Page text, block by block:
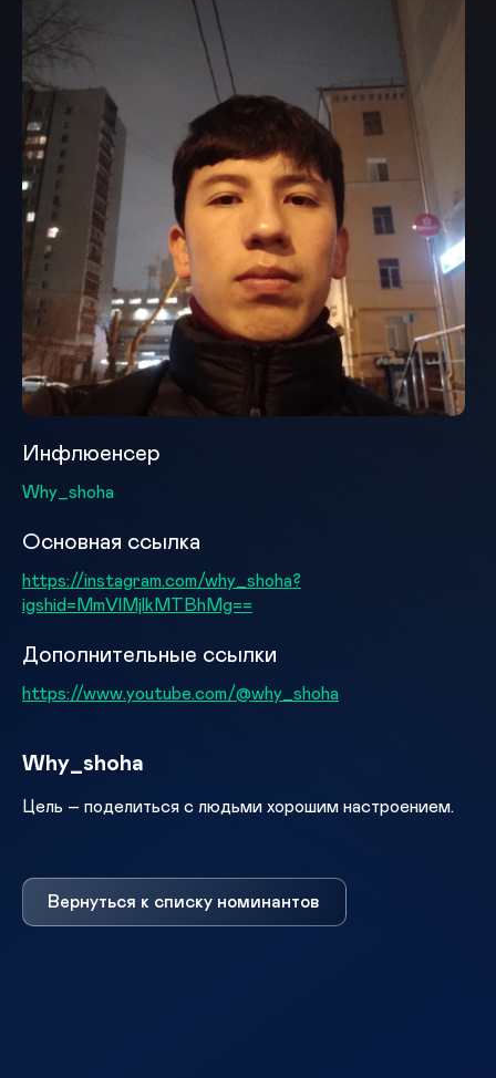
Инфлюенсер
Why_shoha
Основная ссылка
https://instagram.com/why_shoha?
igshid=MmVlMjlkMTBhMg==
Дополнительные ссылки
https://www.youtube.com/@why_shoha
Why_shoha
Цель – поделиться с людьми хорошим настроением.
Вернуться к списку номинантов